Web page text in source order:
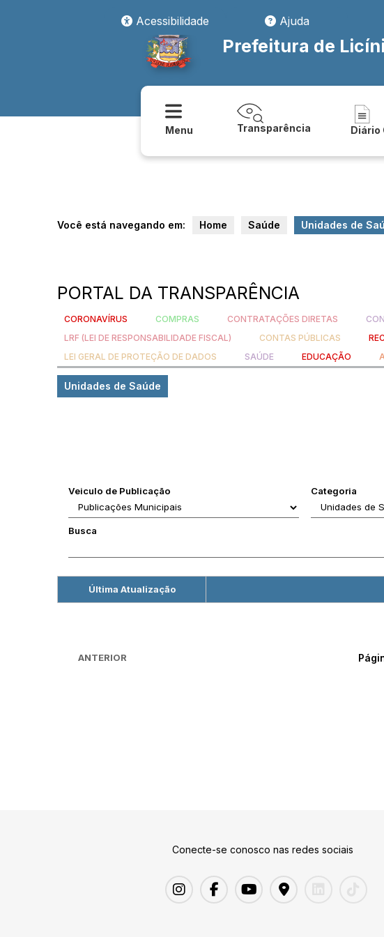
Acessibilidade
Ajuda
Prefeitura de
Menu Transparência Diário
Você está navegando em: Home Saúde Unidades de
PORTAL DA TRANSPARÊNCIA
CORONAVÍRUS COMPRAS CONTRATAÇÕES DIRETAS
LRF (LEI DE RESPONSABILIDADE FISCAL)
CONTAS PÚBLICAS
LEI GERAL DE PROTEÇÃO DE DADOS
SAÚDE EDUCAÇÃO
Unidades de Saúde
Veiculo de Publicação Categoria
Busca
Última Atualização
ANTERIOR
Conecte-se conosco nas redes sociais